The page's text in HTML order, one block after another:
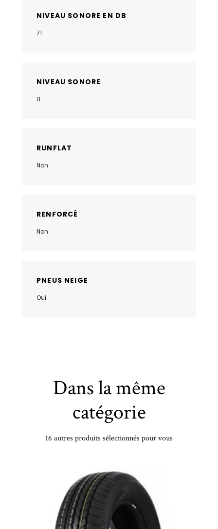
NIVEAU SONORE EN DB
71
NIVEAU SONORE
B
RUNFLAT
Non
RENFORCÉ
Non
PNEUS NEIGE
Oui
Dans la même
catégorie
16 autres produits sélectionnés pour vous